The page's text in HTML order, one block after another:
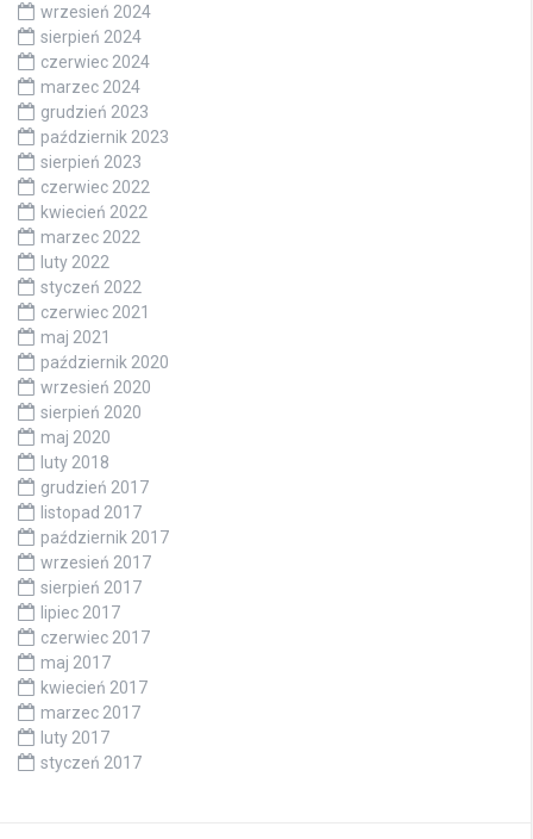
wrzesień 2024
sierpień 2024
czerwiec 2024
marzec 2024
grudzień 2023
październik 2023
sierpień 2023
czerwiec 2022
kwiecień 2022
marzec 2022
luty 2022
styczeń 2022
czerwiec 2021
maj 2021
październik 2020
wrzesień 2020
sierpień 2020
maj 2020
luty 2018
grudzień 2017
listopad 2017
październik 2017
wrzesień 2017
sierpień 2017
lipiec 2017
czerwiec 2017
maj 2017
kwiecień 2017
marzec 2017
luty 2017
styczeń 2017